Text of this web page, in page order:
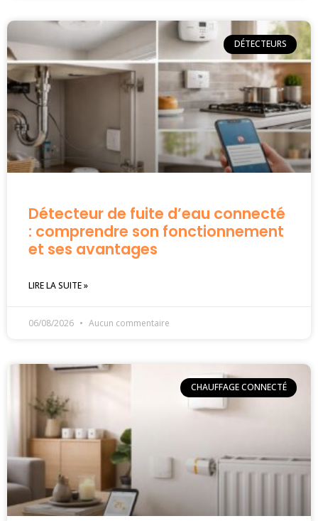
DÉTECTEURS
Détecteur de fuite d’eau connecté
: comprendre son fonctionnement
et ses avantages
LIRE LA SUITE »
06/08/2026 Aucun commentaire
CHAUFFAGE CONNECTÉ